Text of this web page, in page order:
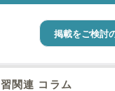
掲載をご検討
関連 コラム